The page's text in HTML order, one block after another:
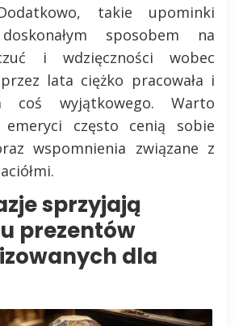
takie upominki
sposobem na
i wdzięczności wobec
lata ciężko pracowała i
coś wyjątkowego. Warto
emeryci często cenią sobie
wspomnienia związane z
sprzyjają
prezentów
dla